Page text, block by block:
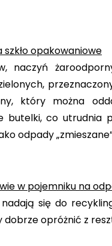
szkło opakowaniowe
naczyń
który można
butelki, co utrudnia
odpady
w pojemniku na
się do
opróżnić z